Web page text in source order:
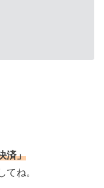
済」
てね。